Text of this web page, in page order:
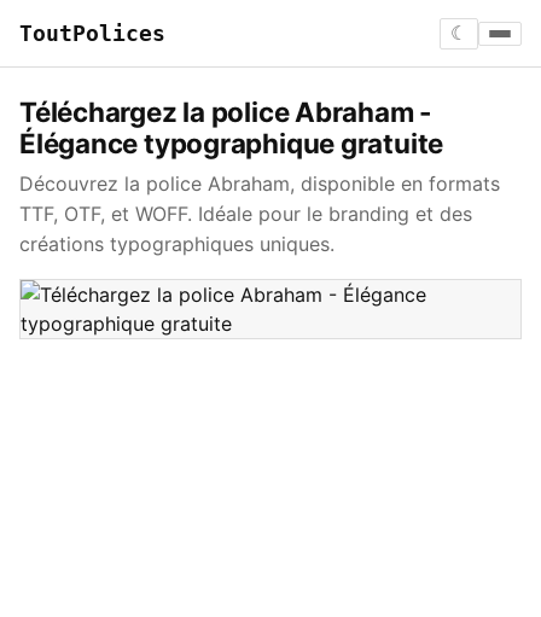
ToutPolices ☾
Téléchargez la police Abraham -
Élégance typographique gratuite
Découvrez la police Abraham, disponible en formats
TTF, OTF, et WOFF. Idéale pour le branding et des
créations typographiques uniques.